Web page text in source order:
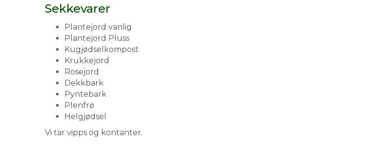
Sekkevarer
Plantejord vanlig
Plantejord Pluss
Kugjødselkompost
Krukkejord
Rosejord
Dekkbark
Pyntebark
Plenfrø
Helgjødsel
Vi tar vipps og kontanter.